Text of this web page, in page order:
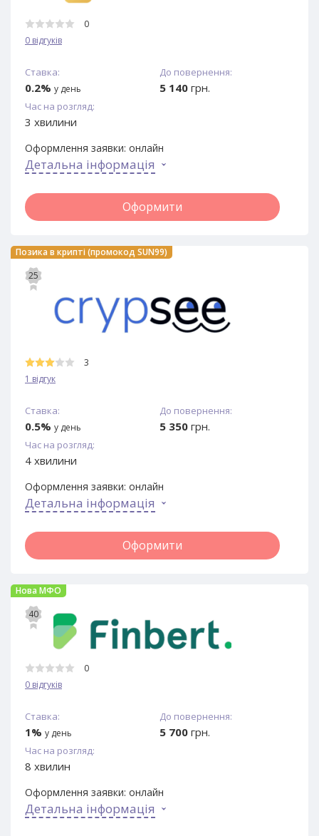
0
0 відгуків
Ставка:
0.2% у день
До повернення:
5 140 грн.
Час на розгляд:
3 хвилини
Оформлення заявки: онлайн
Детальна інформація
Оформити
Позика в крипті (промокод SUN99)
25
3
1 відгук
Ставка:
0.5% у день
До повернення:
5 350 грн.
Час на розгляд:
4 хвилини
Оформлення заявки: онлайн
Детальна інформація
Оформити
Нова МФО
40
0
0 відгуків
Ставка:
1% у день
До повернення:
5 700 грн.
Час на розгляд:
8 хвилин
Оформлення заявки: онлайн
Детальна інформація